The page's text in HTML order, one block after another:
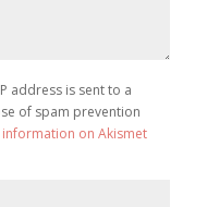
address is sent to a
of spam prevention
on Akismet